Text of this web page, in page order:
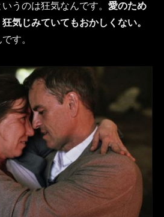
うのは狂気なんです。 愛のため
気じみていてもおかしくない。
す。